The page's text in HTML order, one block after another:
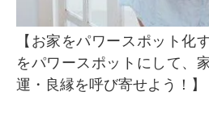
【お家をパワースポット化
をパワースポットにして、
運・良縁を呼び寄せよう！】